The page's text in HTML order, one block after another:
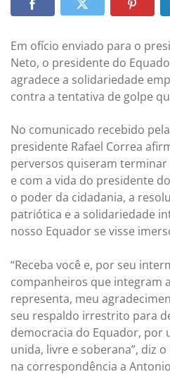
Em ofício enviado para o
Neto, o presidente do
agradece a solidariedade
contra a tentativa de golpe
No comunicado recebido
presidente Rafael Correa
perversos quiseram
e com a vida do presidente
o poder da cidadania, a
patriótica e a solidariedade
nosso Equador se visse
“Receba você e, por seu
companheiros que integram
representa, meu
seu respaldo irrestrito para
democracia do Equador, por
unida, livre e soberana”, diz
na correspondência a